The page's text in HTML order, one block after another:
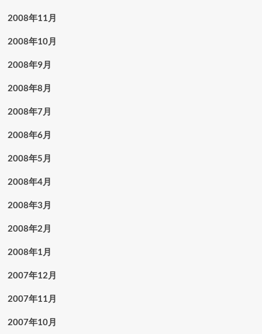
2008年11月
2008年10月
2008年9月
2008年8月
2008年7月
2008年6月
2008年5月
2008年4月
2008年3月
2008年2月
2008年1月
2007年12月
2007年11月
2007年10月